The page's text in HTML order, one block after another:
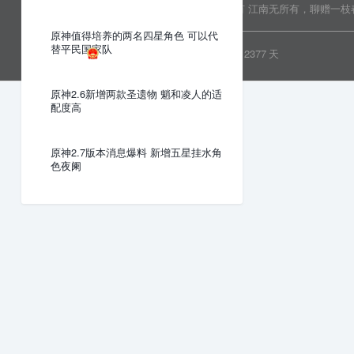
原神值得培养的两名四星角色 可以代
替平民国家队
原神2.6新增两款圣遗物 魈和凌人的适
配度高
原神2.7版本消息爆料 新增五星挂水角
色夜阑
Copyright © 2022 乐分享 版权所有 江南无所有，聊赠一枝
粤ICP备19081718号 2377 天